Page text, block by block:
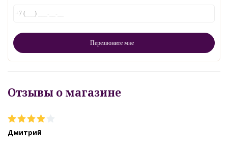
Отзывы о магазине
Дмитрий